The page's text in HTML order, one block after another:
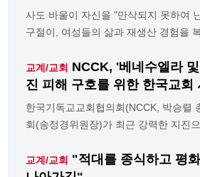
사도 바울이 자신을 "만삭되지 못하여
구절이, 여성들의 삶과 재생산 경험을
교계/교회 NCCK, '베네수엘라
진 피해 구호를 위한 한국교회
한국기독교교회협의회(NCCK, 박승렬
회(송정경위원장)가 최근 강력한 지진으
교계/교회 "적대를 종식하고 평